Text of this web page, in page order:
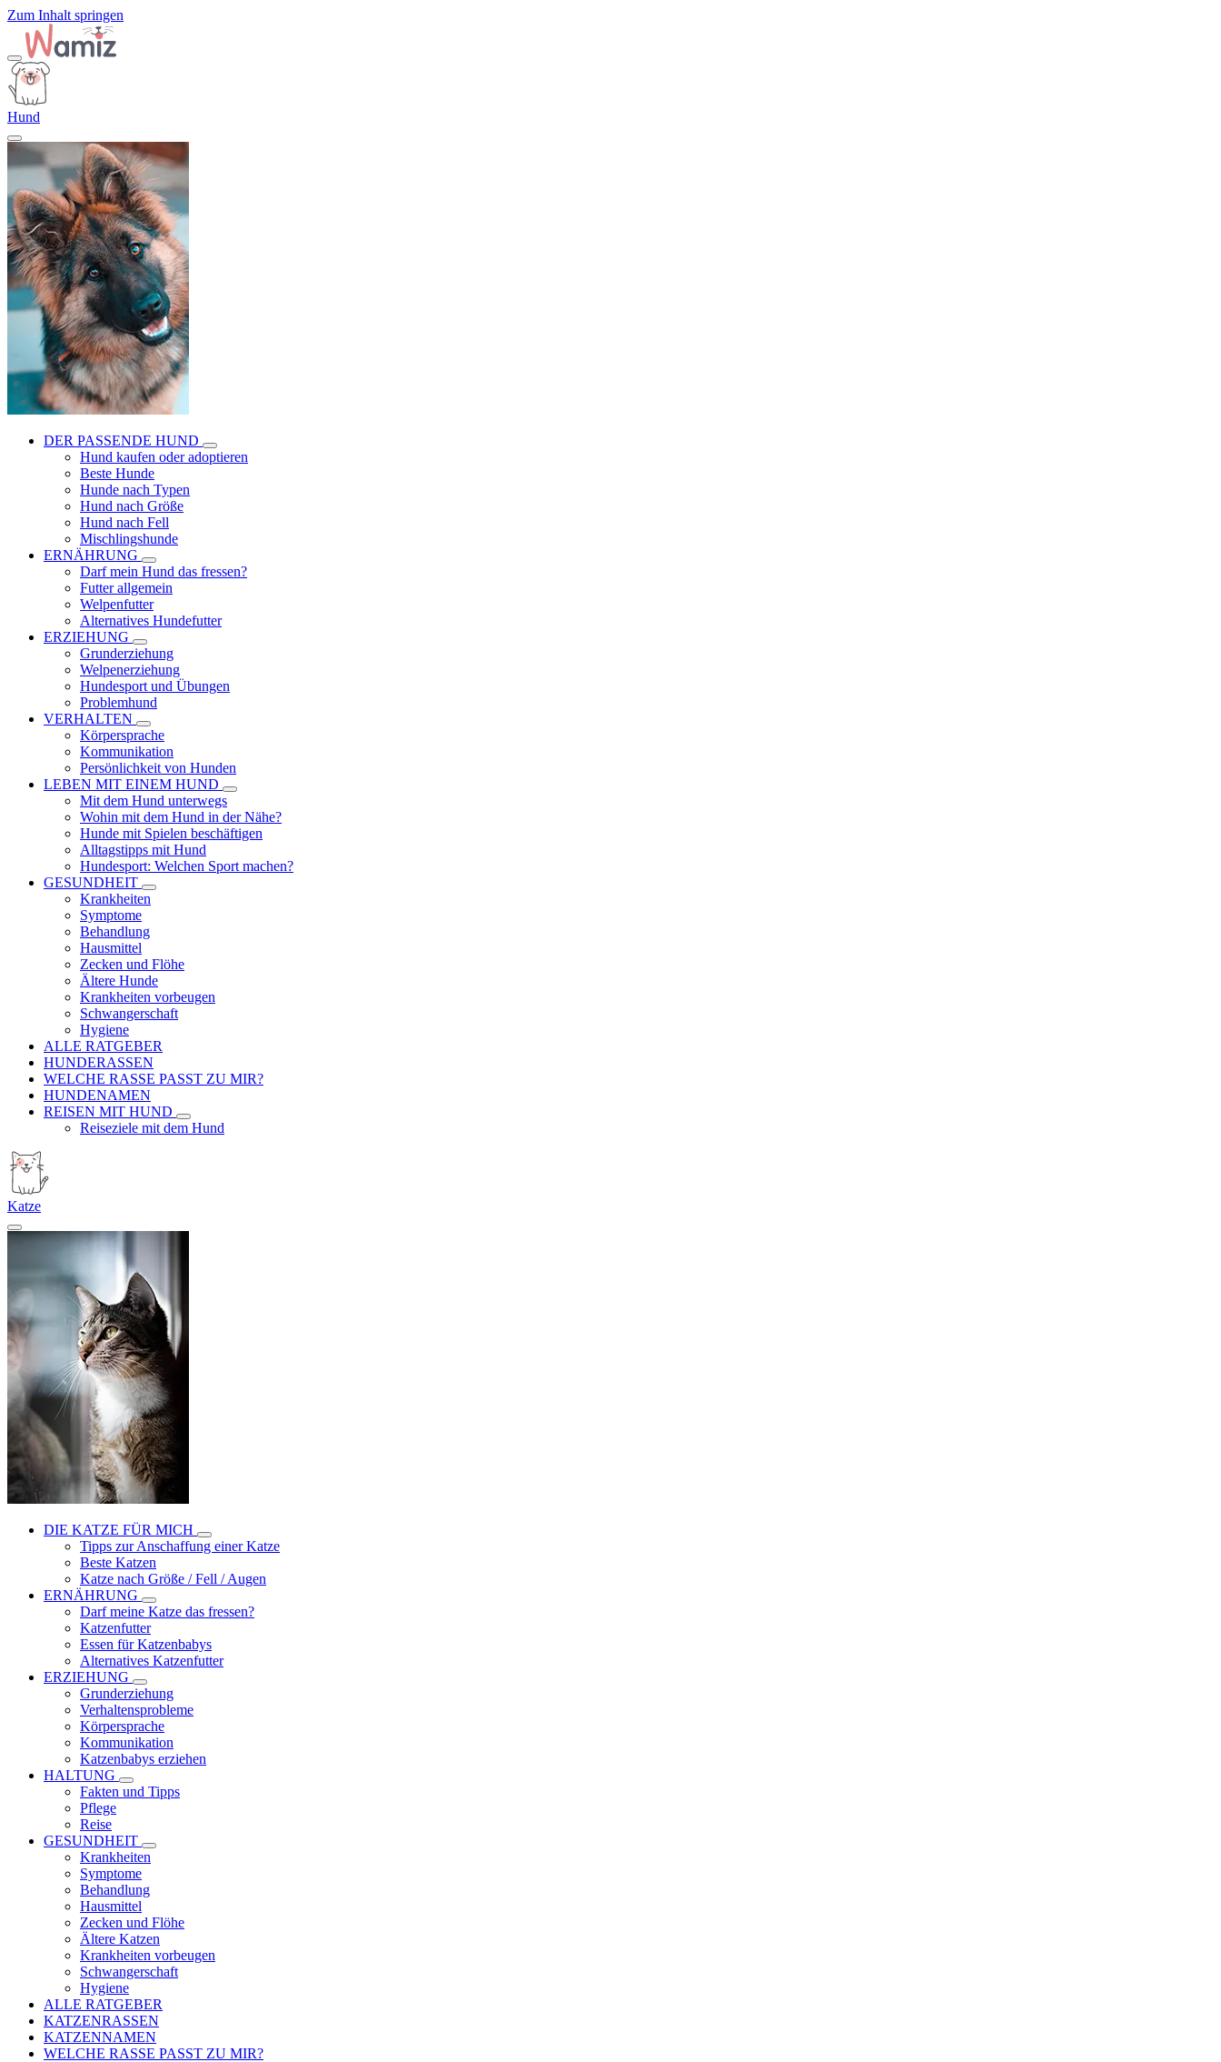
Zum Inhalt springen
Hund
DER PASSENDE HUND
Hund kaufen oder adoptieren
Beste Hunde
Hunde nach Typen
Hund nach Größe
Hund nach Fell
Mischlingshunde
ERNÄHRUNG
Darf mein Hund das fressen?
Futter allgemein
Welpenfutter
Alternatives Hundefutter
ERZIEHUNG
Grunderziehung
Welpenerziehung
Hundesport und Übungen
Problemhund
VERHALTEN
Körpersprache
Kommunikation
Persönlichkeit von Hunden
LEBEN MIT EINEM HUND
Mit dem Hund unterwegs
Wohin mit dem Hund in der Nähe?
Hunde mit Spielen beschäftigen
Alltagstipps mit Hund
Hundesport: Welchen Sport machen?
GESUNDHEIT
Krankheiten
Symptome
Behandlung
Hausmittel
Zecken und Flöhe
Ältere Hunde
Krankheiten vorbeugen
Schwangerschaft
Hygiene
ALLE RATGEBER
HUNDERASSEN
WELCHE RASSE PASST ZU MIR?
HUNDENAMEN
REISEN MIT HUND
Reiseziele mit dem Hund
Katze
DIE KATZE FÜR MICH
Tipps zur Anschaffung einer Katze
Beste Katzen
Katze nach Größe / Fell / Augen
ERNÄHRUNG
Darf meine Katze das fressen?
Katzenfutter
Essen für Katzenbabys
Alternatives Katzenfutter
ERZIEHUNG
Grunderziehung
Verhaltensprobleme
Körpersprache
Kommunikation
Katzenbabys erziehen
HALTUNG
Fakten und Tipps
Pflege
Reise
GESUNDHEIT
Krankheiten
Symptome
Behandlung
Hausmittel
Zecken und Flöhe
Ältere Katzen
Krankheiten vorbeugen
Schwangerschaft
Hygiene
ALLE RATGEBER
KATZENRASSEN
KATZENNAMEN
WELCHE RASSE PASST ZU MIR?